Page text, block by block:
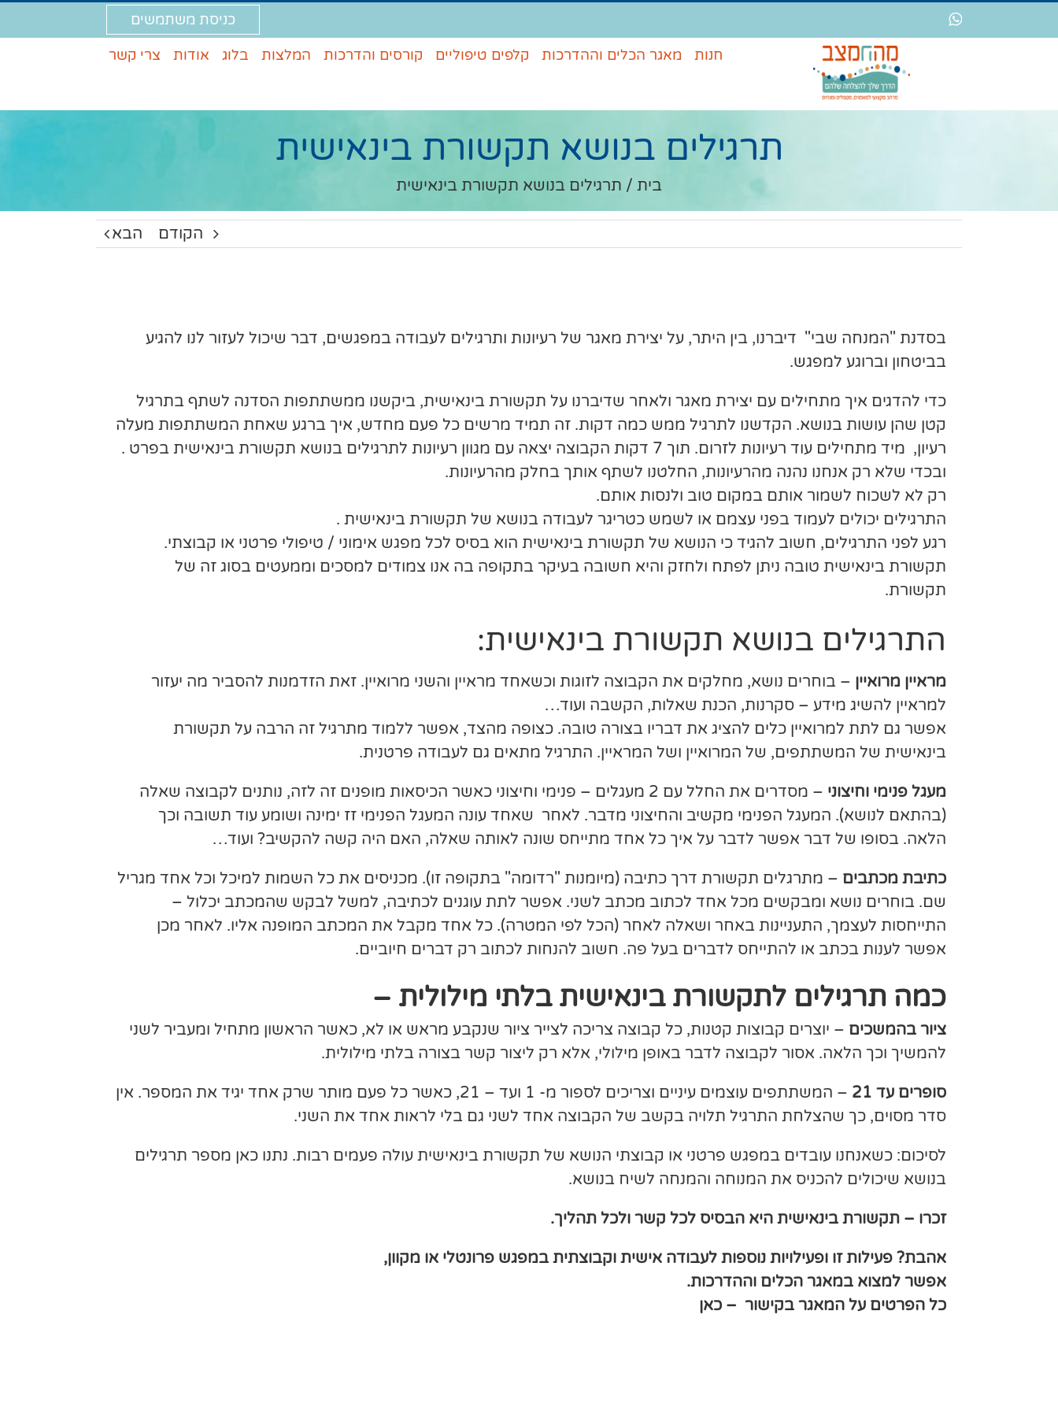
לתוכן
WhatsApp כניסת משתמשים
חנות מאגר הכלים וההדרכות קלפים טיפוליים קורסים והדרכות המלצות בלוג אודות צרי קשר
תרגילים בנושא תקשורת בינאישית
בית / תרגילים בנושא תקשורת בינאישית
הקודם הבא
בסדנת "המנחה שבי" דיברנו, בין היתר, על יצירת מאגר של רעיונות ותרגילים לעבודה במפגשים, דבר שיכול לעזור לנו להגיע
בביטחון וברוגע למפגש.
כדי להדגים איך מתחילים עם יצירת מאגר ולאחר שדיברנו על תקשורת בינאישית, ביקשנו ממשתתפות הסדנה לשתף בתרגיל
קטן שהן עושות בנושא. הקדשנו לתרגיל ממש כמה דקות. זה תמיד מרשים כל פעם מחדש, איך ברגע שאחת המשתתפות מעלה
רעיון, מיד מתחילים עוד רעיונות לזרום. תוך 7 דקות הקבוצה יצאה עם מגוון רעיונות לתרגילים בנושא תקשורת בינאישית בפרט .
ובכדי שלא רק אנחנו נהנה מהרעיונות, החלטנו לשתף אותך בחלק מהרעיונות.
רק לא לשכוח לשמור אותם במקום טוב ולנסות אותם.
התרגילים יכולים לעמוד בפני עצמם או לשמש כטריגר לעבודה בנושא של תקשורת בינאישית .
רגע לפני התרגילים, חשוב להגיד כי הנושא של תקשורת בינאישית הוא בסיס לכל מפגש אימוני / טיפולי פרטני או קבוצתי.
תקשורת בינאישית טובה ניתן לפתח ולחזק והיא חשובה בעיקר בתקופה בה אנו צמודים למסכים וממעטים בסוג זה של
תקשורת.
התרגילים בנושא תקשורת בינאישית:
מראיין מרואיין – בוחרים נושא, מחלקים את הקבוצה לזוגות וכשאחד מראיין והשני מרואיין. זאת הזדמנות להסביר מה יעזור
למראיין להשיג מידע – סקרנות, הכנת שאלות, הקשבה ועוד…
אפשר גם לתת למרואיין כלים להציג את דבריו בצורה טובה. כצופה מהצד, אפשר ללמוד מתרגיל זה הרבה על תקשורת
בינאישית של המשתתפים, של המרואיין ושל המראיין. התרגיל מתאים גם לעבודה פרטנית.
מעגל פנימי וחיצוני
– מסדרים את החלל עם 2 מעגלים – פנימי וחיצוני כאשר הכיסאות מופנים זה לזה, נותנים לקבוצה שאלה
(בהתאם לנושא). המעגל הפנימי מקשיב והחיצוני מדבר. לאחר שאחד עונה המעגל הפנימי זז ימינה ושומע עוד תשובה וכך
הלאה. בסופו של דבר אפשר לדבר על איך כל אחד מתייחס שונה לאותה שאלה, האם היה קשה להקשיב? ועוד…
כתיבת מכתבים – מתרגלים תקשורת דרך כתיבה (מיומנות "רדומה" בתקופה זו). מכניסים את כל השמות למיכל וכל אחד מגריל
שם. בוחרים נושא ומבקשים מכל אחד לכתוב מכתב לשני. אפשר לתת עוגנים לכתיבה, למשל לבקש שהמכתב יכלול –
התייחסות לעצמך, התעניינות באחר ושאלה לאחר (הכל לפי המטרה). כל אחד מקבל את המכתב המופנה אליו. לאחר מכן
אפשר לענות בכתב או להתייחס לדברים בעל פה. חשוב להנחות לכתוב רק דברים חיוביים.
כמה תרגילים לתקשורת בינאישית בלתי מילולית –
ציור בהמשכים – יוצרים קבוצות קטנות, כל קבוצה צריכה לצייר ציור שנקבע מראש או לא, כאשר הראשון מתחיל ומעביר לשני
להמשיך וכך הלאה. אסור לקבוצה לדבר באופן מילולי, אלא רק ליצור קשר בצורה בלתי מילולית.
סופרים עד 21
– המשתתפים עוצמים עיניים וצריכים לספור מ- 1 ועד – 21, כאשר כל פעם מותר שרק אחד יגיד את המספר. אין
סדר מסוים, כך שהצלחת התרגיל תלויה בקשב של הקבוצה אחד לשני גם בלי לראות אחד את השני.
לסיכום: כשאנחנו עובדים במפגש פרטני או קבוצתי הנושא של תקשורת בינאישית עולה פעמים רבות. נתנו כאן מספר תרגילים
בנושא שיכולים להכניס את המנוחה והמנחה לשיח בנושא.
זכרו – תקשורת בינאישית היא הבסיס לכל קשר ולכל תהליך.
אהבת? פעילות זו ופעילויות נוספות לעבודה אישית וקבוצתית במפגש פרונטלי או מקוון,
אפשר למצוא במאגר הכלים וההדרכות.
כל הפרטים על המאגר בקישור – כאן